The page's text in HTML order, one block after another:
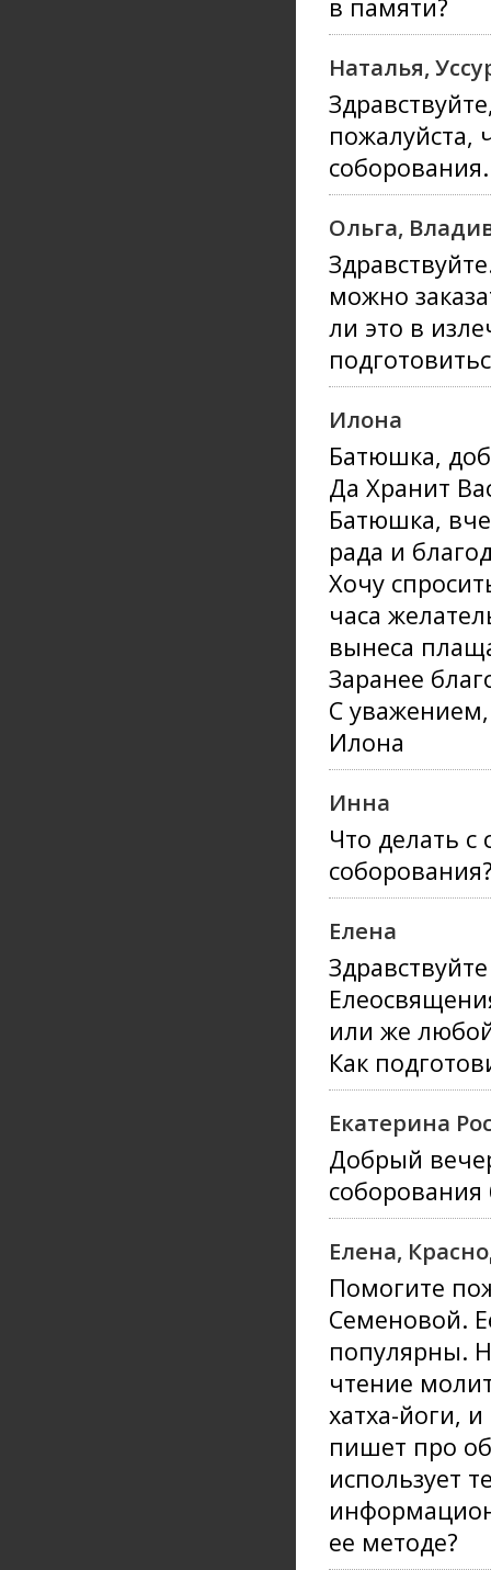
в памяти?
Наталья,
пожалуйста,
соборования.
Ольга,
можно
ли это в
Илона
Батюшка,
Да Хранит
Батюшка,
рада и
Хочу
часа
вынеса
Заранее
С уважением,
Илона
Инна
Что делать с
Елена
или же
Как
Екатерина
Добрый
соборования
Елена,
Помогите
Семеновой.
популярны.
чтение
хатха-йоги,
пишет про
использует
ее методе?